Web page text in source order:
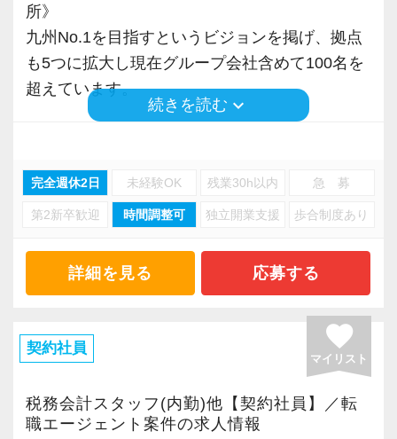
・資料やデータの整理
・電話、メール対応
・その他付随する業務
これまでの会計事務所や経理経験を活かしてご
また、経験やスキルに応じて徐々に担当する業
務の幅を広げていただきます。
られる業務にも携わることが可能です。
どこでも通用する実務スキルを身につけなが
ら、着実にスキルアップできる環境です。
★当事務所ではこんな方をお待ちしています！
★
当事務所では、職員同士が協力しながら気持ち
所》
九州No.1を目指すというビジョンを掲げ、拠点
も5つに拡大し現在グループ会社含めて100名を
超えています。
ツール導入によるDX化を支援しています。
また、『マネーフォワード クラウド』の導入実
績は九州でNo.1です。
取り組みが業界でも注目されています。
サッカーチーム、アビスパ福岡のオフィシャ
ル・DXパートナーにもなっており、地域を盛り
上げつつ、サポーター企業などのDXを進めてい
ます。
続きを読む keyboard_arrow_down
完全週休2日 未経験OK 残業30h以内 急 募
第2新卒歓迎 時間調整可 独立開業支援 歩合制度あり
詳細を見る 応募する
契約社員 favorite
マイリスト
税務会計スタッフ(内勤)他【契約社員】／転
職エージェント案件の求人情報